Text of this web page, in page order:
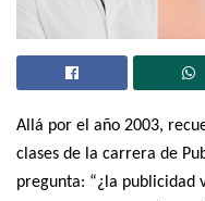
Allá por el año 2003,
clases de la carrera de
pregunta: “¿la publicidad